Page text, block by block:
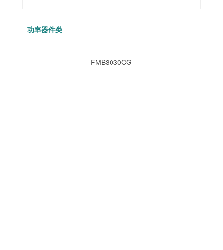
功率器件类
FMB3030CG